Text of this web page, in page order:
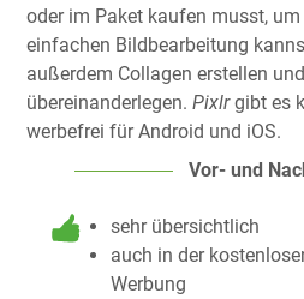
oder im Paket kaufen musst,
einfachen Bildbearbeitung
außerdem Collagen erstellen
übereinanderlegen. Pixlrgibt es
werbefrei für Android und iOS.
Vor- und
sehr übersichtlich
auch in der
Werbung